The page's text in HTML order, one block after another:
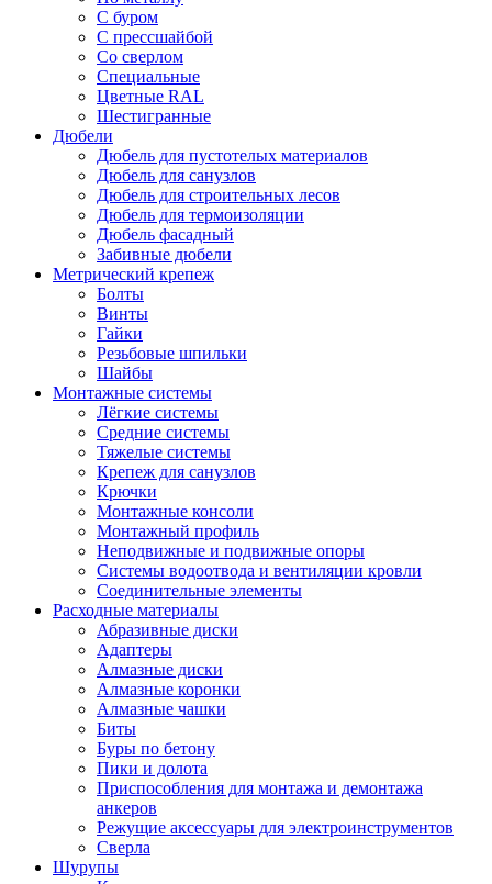
С буром
С прессшайбой
Со сверлом
Специальные
Цветные RAL
Шестигранные
Дюбели
Дюбель для пустотелых материалов
Дюбель для санузлов
Дюбель для строительных лесов
Дюбель для термоизоляции
Дюбель фасадный
Забивные дюбели
Метрический крепеж
Болты
Винты
Гайки
Резьбовые шпильки
Шайбы
Монтажные системы
Лёгкие системы
Средние системы
Тяжелые системы
Крепеж для санузлов
Крючки
Монтажные консоли
Монтажный профиль
Неподвижные и подвижные опоры
Системы водоотвода и вентиляции кровли
Соединительные элементы
Расходные материалы
Абразивные диски
Адаптеры
Алмазные диски
Алмазные коронки
Алмазные чашки
Биты
Буры по бетону
Пики и долота
Приспособления для монтажа и демонтажа
анкеров
Режущие аксессуары для электроинструментов
Сверла
Шурупы